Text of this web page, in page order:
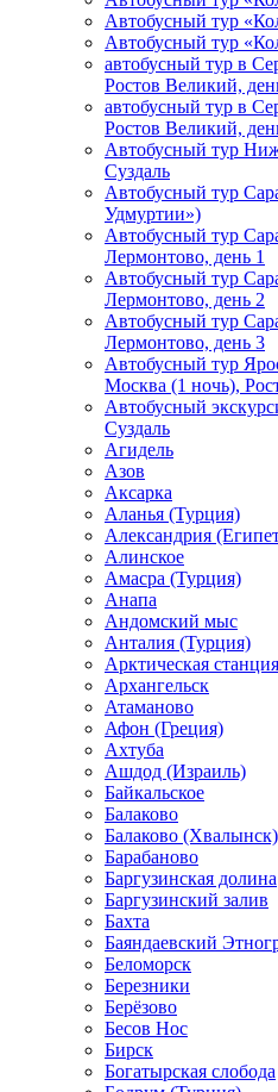
Автобусный тур
Автобусный тур
автобусный тур в
Ростов Великий,
автобусный тур в
Ростов Великий,
Автобусный тур
Суздаль
Автобусный тур
Удмуртии»)
Автобусный тур
Лермонтово, день 1
Автобусный тур
Лермонтово, день 2
Автобусный тур
Лермонтово, день 3
Автобусный тур
Москва (1 ночь),
Автобусный
Суздаль
Агидель
Азов
Аксарка
Аланья (Турция)
Александрия
Алинское
Амасра (Турция)
Анапа
Андомский мыс
Анталия (Турция)
Арктическая
Архангельск
Атаманово
Афон (Греция)
Ахтуба
Ашдод (Израиль)
Байкальское
Балаково
Балаково (Хвалынск)
Барабаново
Баргузинская долина
Баргузинский залив
Бахта
Баяндаевский
Беломорск
Березники
Берёзово
Бесов Нос
Бирск
Богатырская слобода